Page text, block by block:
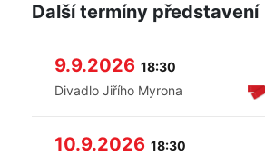
Další termíny představení
9.9.2026 18:30
Divadlo Jiřího Myrona
10.9.2026 18:30